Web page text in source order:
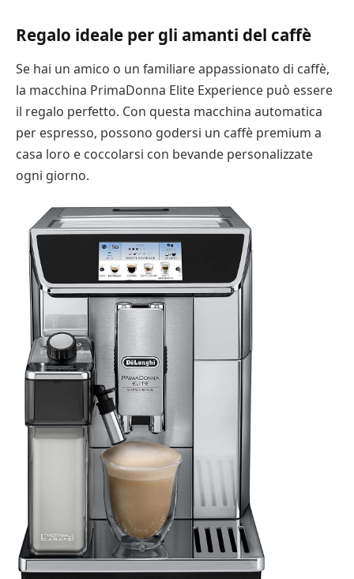
Regalo ideale per gli amanti del caffè
Se hai un amico o un familiare appassionato di caffè,
la macchina PrimaDonna Elite Experience può essere
il regalo perfetto. Con questa macchina automatica
per espresso, possono godersi un caffè premium a
casa loro e coccolarsi con bevande personalizzate
ogni giorno.